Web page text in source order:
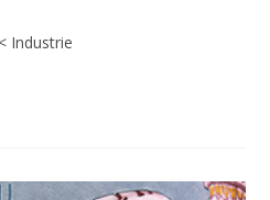
Industrie